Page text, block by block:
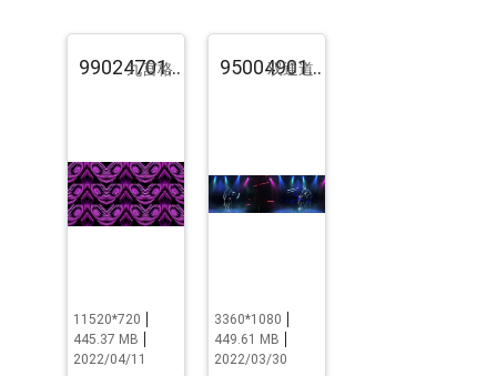
99024701.pst.zip
九宫格
11520*720
445.37 MB
2022/04/11
95004901.pst.zip
双通道
3360*1080
449.61 MB
2022/03/30